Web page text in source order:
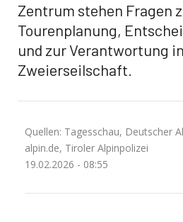
Zentrum stehen Fragen
Tourenplanung,
und zur Verantwortung
Zweierseilschaft.
Quellen: Tagesschau, Deutscher
alpin.de, Tiroler Alpinpolizei
19.02.2026 - 08:55